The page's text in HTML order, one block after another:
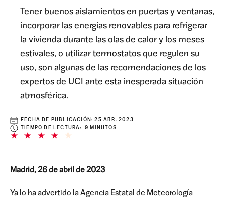
Tener buenos aislamientos en puertas y ventanas,
incorporar las energías renovables para refrigerar
la vivienda durante las olas de calor y los meses
estivales, o utilizar termostatos que regulen su
uso, son algunas de las recomendaciones de los
expertos de UCI ante esta inesperada situación
atmosférica.
FECHA DE PUBLICACIÓN:25 ABR. 2023
TIEMPO DE LECTURA: 9 MINUTOS
Madrid, 26 de abril de 2023
Ya lo ha advertido la Agencia Estatal de Meteorología